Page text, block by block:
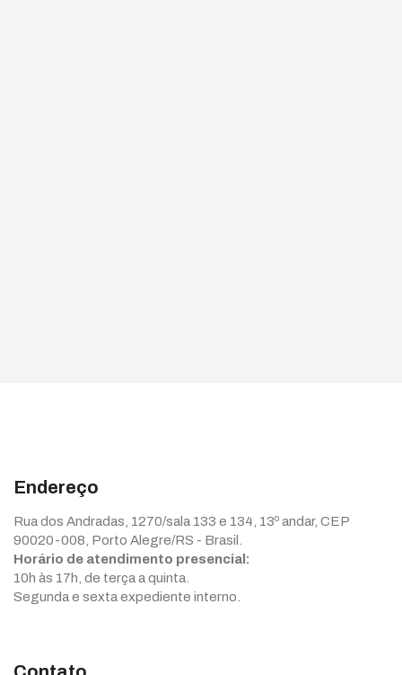
Endereço
Rua dos Andradas, 1270/sala 133 e 134, 13º andar, CEP
90020-008, Porto Alegre/RS - Brasil.
Horário de atendimento presencial:
10h às 17h, de terça a quinta.
Segunda e sexta expediente interno.